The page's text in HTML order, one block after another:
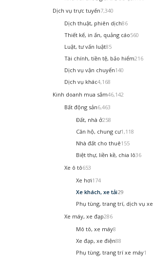
Dịch vụ trực tuyến7,340
Dịch thuật, phiên dịch86
Thiết kế, in ấn, quảng cáo560
Luật, tư vấn luật85
Tài chính, tiền tệ, bảo hiểm216
Dịch vụ vận chuyển140
Dịch vụ khác4,168
Kinh doanh mua sắm46,142
Bất động sản6,463
Đất, nhà ở258
Căn hộ, chung cư1,118
Nhà đất cho thuê155
Biệt thự, liền kề, chia lô36
Xe ô tô653
Xe hơi174
Xe khách, xe tải29
Phụ tùng, trang trí, dịch vụ xe
Xe máy, xe đạp286
Mô tô, xe máy8
Xe đạp, xe điện88
Phụ tùng, trang trí xe máy1